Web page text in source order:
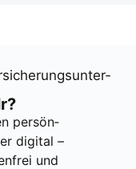
per­sön­
digi­tal –
und